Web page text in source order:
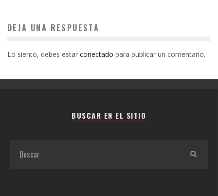
DEJA UNA RESPUESTA
Lo siento, debes estar conectado para publicar un comentario.
BUSCAR EN EL SITIO